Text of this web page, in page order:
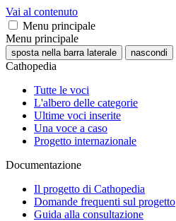
Vai al contenuto
Menu principale
Menu principale
sposta nella barra laterale nascondi
Cathopedia
Tutte le voci
L'albero delle categorie
Ultime voci inserite
Una voce a caso
Progetto internazionale
Documentazione
Il progetto di Cathopedia
Domande frequenti sul progetto
Guida alla consultazione